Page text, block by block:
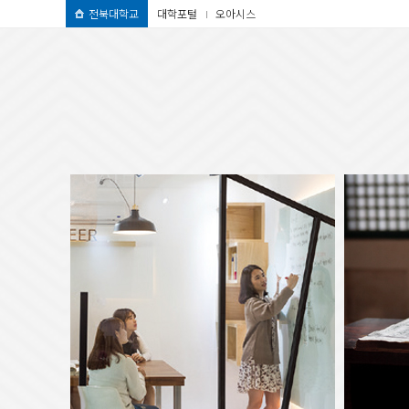
전북대학교 대학포털 오아시스